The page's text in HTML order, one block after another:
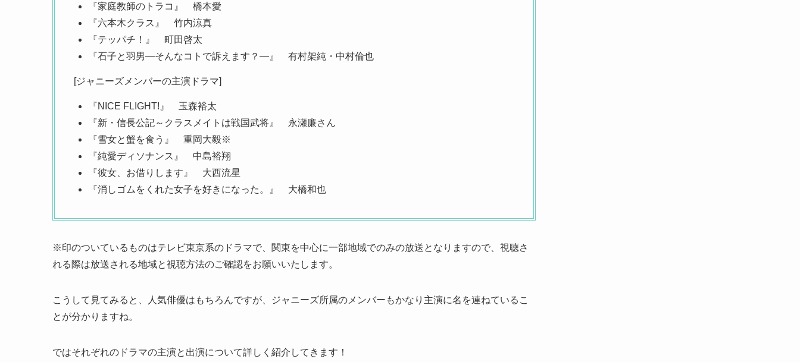
『家庭教師のトラコ』 橋本愛
『六本木クラス』 竹内涼真
『テッパチ！』 町田啓太
『石子と羽男―そんなコトで訴えます？―』 有村架純・中村倫也
[ジャニーズメンバーの主演ドラマ]
『NICE FLIGHT!』 玉森裕太
『新・信長公記～クラスメイトは戦国武将』 永瀬廉さん
『雪女と蟹を食う』 重岡大毅※
『純愛ディソナンス』 中島裕翔
『彼女、お借りします』 大西流星
『消しゴムをくれた女子を好きになった。』 大橋和也
※印のついているものはテレビ東京系のドラマで、関東を中心に一部地域でのみの放送となりますので、視聴さ
れる際は放送される地域と視聴方法のご確認をお願いいたします。
こうして見てみると、人気俳優はもちろんですが、ジャニーズ所属のメンバーもかなり主演に名を連ねているこ
とが分かりますね。
ではそれぞれのドラマの主演と出演について詳しく紹介してきます！